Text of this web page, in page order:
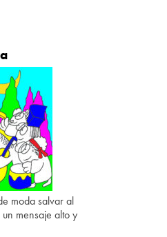
moda salvar al
mensaje alto y